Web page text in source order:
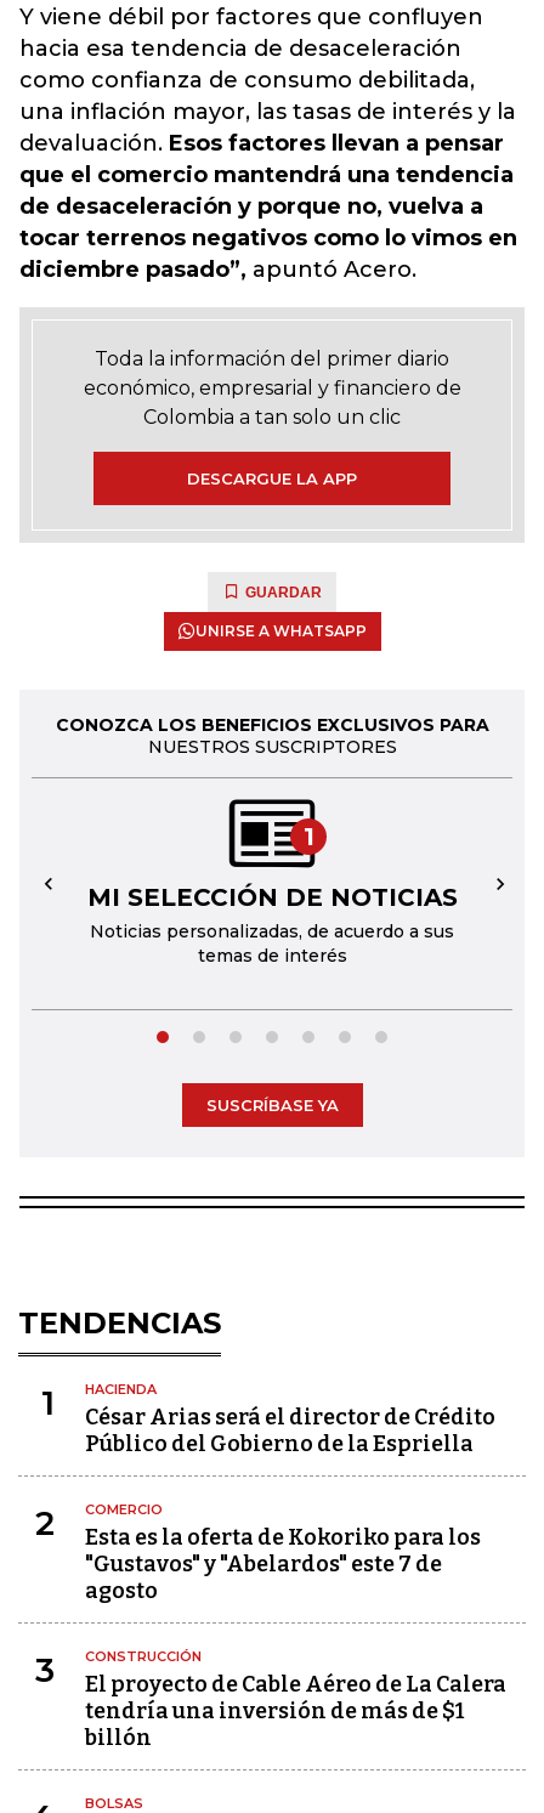
Y viene débil por factores que confluyen
hacia esa tendencia de desaceleración
como confianza de consumo debilitada,
una inflación mayor, las tasas de interés y la
devaluación. Esos factores llevan a pensar
que el comercio mantendrá una tendencia
de desaceleración y porque no, vuelva a
tocar terrenos negativos como lo vimos en
diciembre pasado”, apuntó Acero.
Toda la información del primer diario
económico, empresarial y financiero de
Colombia a tan solo un clic
DESCARGUE LA APP
GUARDAR
UNIRSE A WHATSAPP
CONOZCA LOS BENEFICIOS EXCLUSIVOS PARA
NUESTROS SUSCRIPTORES
1
MI SELECCIÓN DE NOTICIAS
Noticias personalizadas, de acuerdo a sus
temas de interés
← →
SUSCRÍBASE YA
TENDENCIAS
1 HACIENDA
César Arias será el director de Crédito
Público del Gobierno de la Espriella
2 COMERCIO
Esta es la oferta de Kokoriko para los
"Gustavos" y "Abelardos" este 7 de
agosto
3 CONSTRUCCIÓN
El proyecto de Cable Aéreo de La Calera
tendría una inversión de más de $1
billón
BOLSAS